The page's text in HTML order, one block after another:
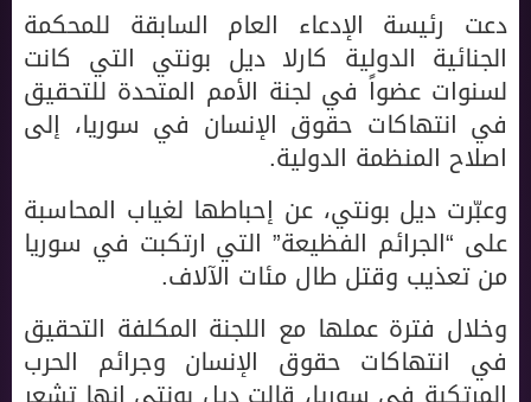
دعت رئيسة الإدعاء العام السابقة للمحكمة
الجنائية الدولية كارلا ديل بونتي التي كانت
لسنوات عضواً في لجنة الأمم المتحدة للتحقيق
في انتهاكات حقوق الإنسان في سوريا، إلى
اصلاح المنظمة الدولية.
وعبّرت ديل بونتي، عن إحباطها لغياب المحاسبة
على “الجرائم الفظيعة” التي ارتكبت في سوريا
من تعذيب وقتل طال مئات الآلاف.
وخلال فترة عملها مع اللجنة المكلفة التحقيق
في انتهاكات حقوق الإنسان وجرائم الحرب